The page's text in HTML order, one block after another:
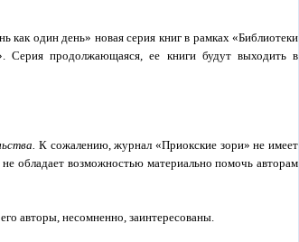
как один день» новая серия книг в рамках «Библиотеки
продолжающаяся, ее книги будут выходить в
К сожалению, журнал «Приокские зори» не имеет
обладает возможностью материально помочь авторам
авторы, несомненно, заинтересованы.